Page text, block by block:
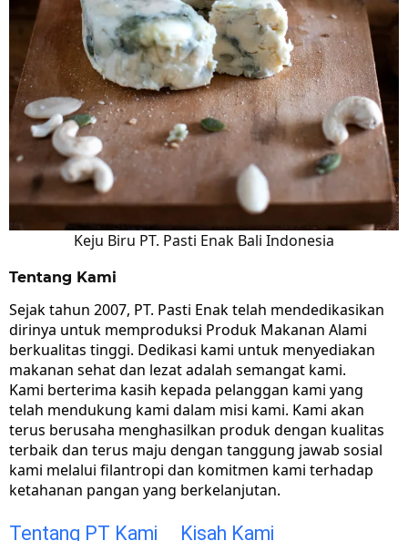
Keju Biru PT. Pasti Enak Bali Indonesia
Tentang Kami
Sejak tahun 2007, PT. Pasti Enak telah mendedikasikan
dirinya untuk memproduksi Produk Makanan Alami
berkualitas tinggi. Dedikasi kami untuk menyediakan
makanan sehat dan lezat adalah semangat kami.
Kami berterima kasih kepada pelanggan kami yang
telah mendukung kami dalam misi kami. Kami akan
terus berusaha menghasilkan produk dengan kualitas
terbaik dan terus maju dengan tanggung jawab sosial
kami melalui filantropi dan komitmen kami terhadap
ketahanan pangan yang berkelanjutan.
Tentang PT Kami Kisah Kami